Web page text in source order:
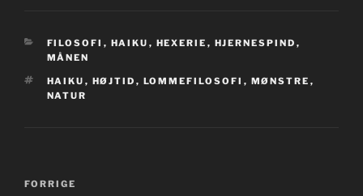
KATEGORIER
FILOSOFI , HAIKU , HEXERIE , HJERNESPIND ,
MÅNEN
TAGS
HAIKU , HØJTID , LOMMEFILOSOFI , MØNSTRE ,
NATUR
Forrige
FORRIGE